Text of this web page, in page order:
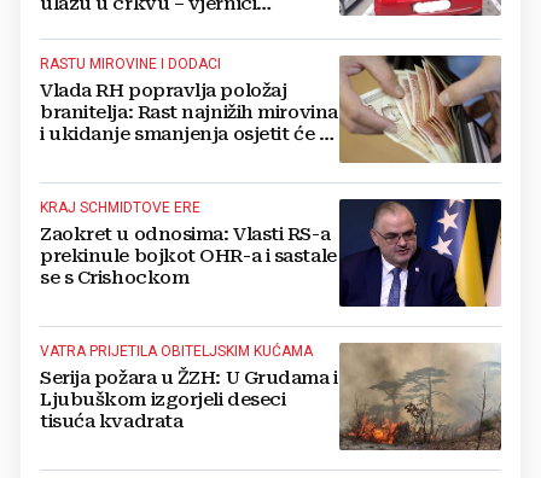
RASTU MIROVINE I DODACI
Vlada RH popravlja položaj
branitelja: Rast najnižih mirovina
i ukidanje smanjenja osjetit će se
KRAJ SCHMIDTOVE ERE
Zaokret u odnosima: Vlasti RS-a
prekinule bojkot OHR-a i sastale
se s Crishockom
VATRA PRIJETILA OBITELJSKIM KUĆAMA
Serija požara u ŽZH: U Grudama i
Ljubuškom izgorjeli deseci
tisuća kvadrata